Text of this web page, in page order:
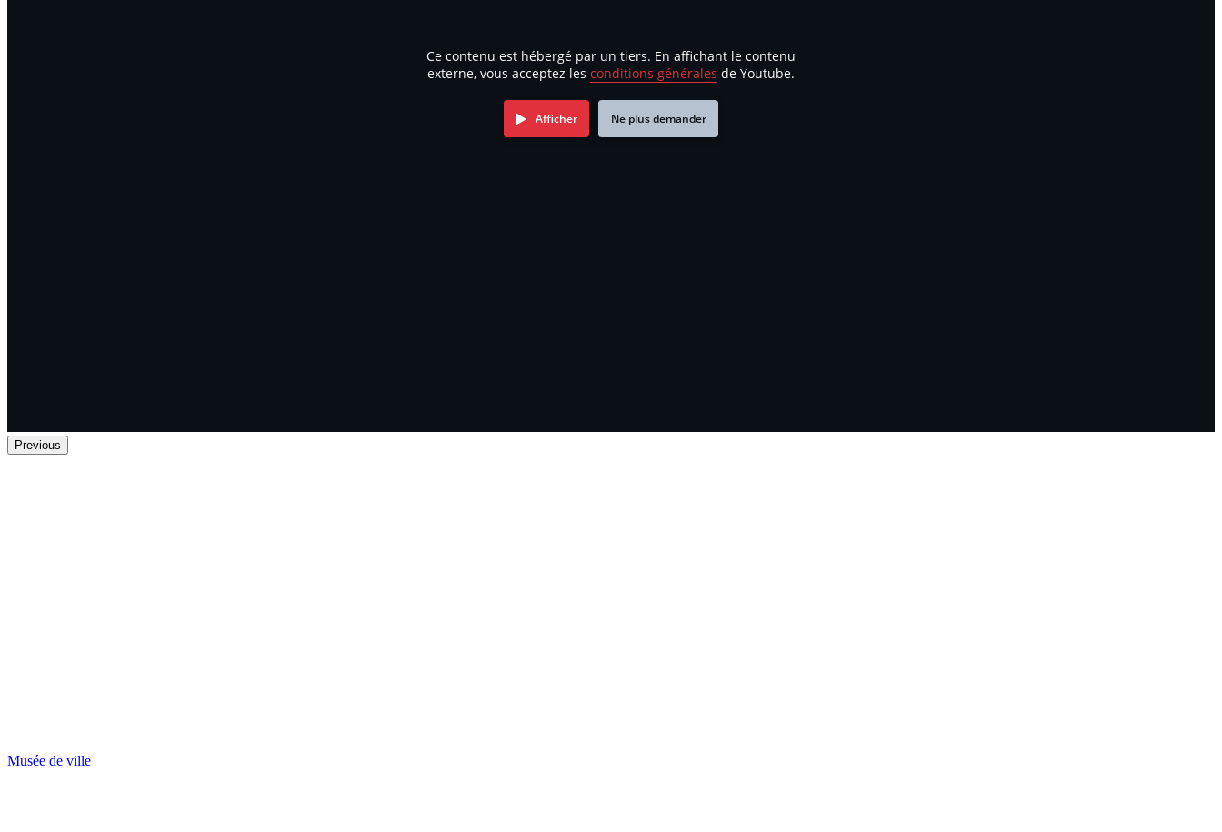
Musée de ville
Ce contenu est hébergé par un tiers. En affichant le contenu
externe, vous acceptez les conditions générales de Youtube.
Afficher Ne plus demander
Previous